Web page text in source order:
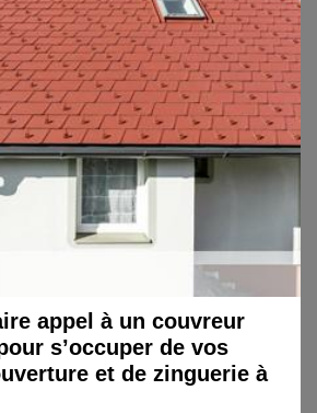
appel à un couvreur
s’occuper de vos
et de zinguerie à